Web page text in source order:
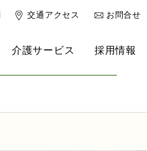
交通アクセス お問合せ
介護サービス 採用情報